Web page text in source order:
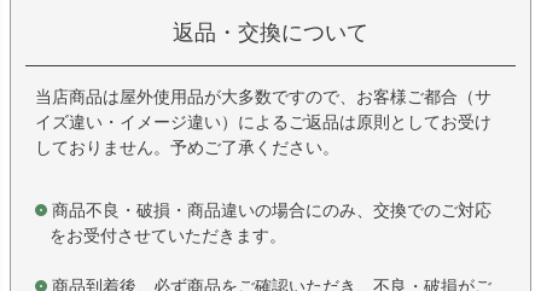
返品・交換について
当店商品は屋外使用品が大多数ですので、お客様ご都合（サ
イズ違い・イメージ違い）によるご返品は原則としてお受け
しておりません。予めご了承ください。
商品不良・破損・商品違いの場合にのみ、交換でのご対応
をお受付させていただきます。
商品到着後、必ず商品をご確認いただき、不良・破損がご